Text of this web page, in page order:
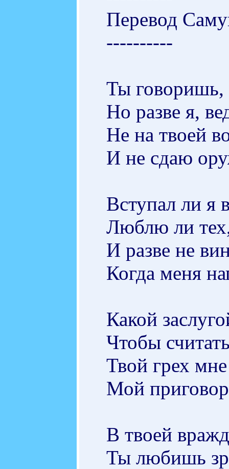
Перевод
----------
Ты говоришь,
Но разве я,
Не на твоей
И не сдаю
Вступал ли я
Люблю ли
И разве не
Когда меня
Какой
Чтобы
Твой грех
Мой
В твоей
Ты любишь